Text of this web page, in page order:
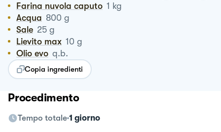
Farina nuvola caputo 1 kg
Acqua 800 g
Sale 25 g
Lievito max 10 g
Olio evo q.b.
Copia ingredienti
Procedimento
Tempo totale 1 giorno